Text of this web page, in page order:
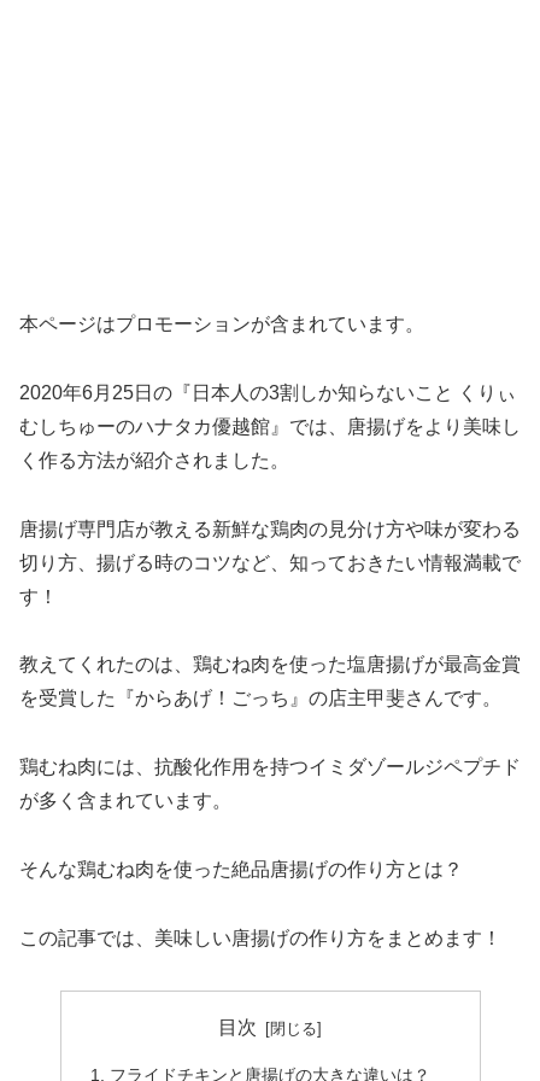
本ページはプロモーションが含まれています。
2020年6月25日の『日本人の3割しか知らないこと くりぃ
むしちゅーのハナタカ優越館』では、唐揚げをより美味し
く作る方法が紹介されました。
唐揚げ専門店が教える新鮮な鶏肉の見分け方や味が変わる
切り方、揚げる時のコツなど、知っておきたい情報満載で
す！
教えてくれたのは、鶏むね肉を使った塩唐揚げが最高金賞
を受賞した『からあげ！ごっち』の店主甲斐さんです。
鶏むね肉には、抗酸化作用を持つイミダゾールジペプチド
が多く含まれています。
そんな鶏むね肉を使った絶品唐揚げの作り方とは？
この記事では、美味しい唐揚げの作り方をまとめます！
目次
フライドチキンと唐揚げの大きな違いは？